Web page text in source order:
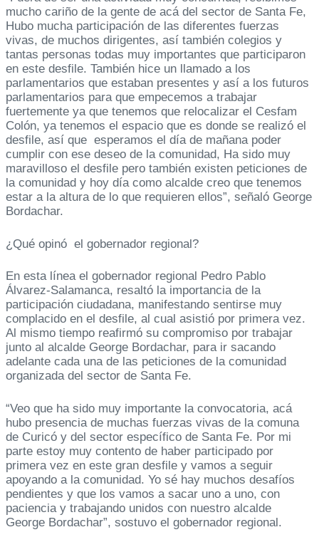
mucho cariño de la gente de acá del sector de Santa Fe,
Hubo mucha participación de las diferentes fuerzas
vivas, de muchos dirigentes, así también colegios y
tantas personas todas muy importantes que participaron
en este desfile. También hice un llamado a los
parlamentarios que estaban presentes y así a los futuros
parlamentarios para que empecemos a trabajar
fuertemente ya que tenemos que relocalizar el Cesfam
Colón, ya tenemos el espacio que es donde se realizó el
desfile, así que esperamos el día de mañana poder
cumplir con ese deseo de la comunidad, Ha sido muy
maravilloso el desfile pero también existen peticiones de
la comunidad y hoy día como alcalde creo que tenemos
estar a la altura de lo que requieren ellos”, señaló George
Bordachar.
¿Qué opinó el gobernador regional?
En esta línea el gobernador regional Pedro Pablo
Álvarez-Salamanca, resaltó la importancia de la
participación ciudadana, manifestando sentirse muy
complacido en el desfile, al cual asistió por primera vez.
Al mismo tiempo reafirmó su compromiso por trabajar
junto al alcalde George Bordachar, para ir sacando
adelante cada una de las peticiones de la comunidad
organizada del sector de Santa Fe.
“Veo que ha sido muy importante la convocatoria, acá
hubo presencia de muchas fuerzas vivas de la comuna
de Curicó y del sector específico de Santa Fe. Por mi
parte estoy muy contento de haber participado por
primera vez en este gran desfile y vamos a seguir
apoyando a la comunidad. Yo sé hay muchos desafíos
pendientes y que los vamos a sacar uno a uno, con
paciencia y trabajando unidos con nuestro alcalde
George Bordachar”, sostuvo el gobernador regional.